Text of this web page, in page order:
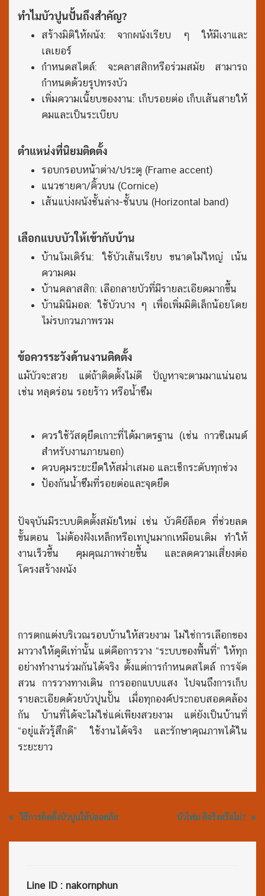
ทำไมบัวปูนปั้นถึงสำคัญ?
สร้างมิติให้ผนัง: จากผนังเรียบ ๆ ให้มีเงาและ
เลเยอร์
กำหนดสไตล์: จะคลาสสิกหรือร่วมสมัย สามารถ
กำหนดด้วยรูปทรงบัว
เพิ่มความเนี้ยบของงาน: เก็บรอยต่อ เก็บเส้นสายให้
คมและเป็นระเบียบ
ตำแหน่งที่นิยมติดตั้ง
รอบกรอบหน้าต่าง/ประตู (Frame accent)
แนวชายคา/คิ้วบน (Cornice)
เส้นแบ่งผนังชั้นล่าง-ชั้นบน (Horizontal band)
เลือกแบบบัวให้เข้ากับบ้าน
บ้านโมเดิร์น: ใช้บัวเส้นเรียบ ขนาดไม่ใหญ่ เน้น
ความคม
บ้านคลาสสิก: เลือกลายบัวที่มีรายละเอียดมากขึ้น
บ้านมินิมอล: ใช้บัวบาง ๆ เพื่อเพิ่มมิติเล็กน้อยโดย
ไม่รบกวนภาพรวม
ข้อควรระวังด้านงานติดตั้ง
แม้บัวจะสวย แต่ถ้าติดตั้งไม่ดี ปัญหาจะตามมาแน่นอน
เช่น หลุดร่อน รอยร้าว หรือน้ำซึม
ควรใช้วัสดุยึดเกาะที่ได้มาตรฐาน (เช่น กาวซีเมนต์
สำหรับงานภายนอก)
ควบคุมระยะยึดให้สม่ำเสมอ และเช็กระดับทุกช่วง
ป้องกันน้ำซึมที่รอยต่อและจุดยึด
ปัจจุบันมีระบบติดตั้งสมัยใหม่ เช่น บัวคีย์ล็อค ที่ช่วยลด
ขั้นตอน ไม่ต้องฝังเหล็กหรือเทปูนมากเหมือนเดิม ทำให้
งานเร็วขึ้น คุมคุณภาพง่ายขึ้น และลดความเสี่ยงต่อ
โครงสร้างผนัง
การตกแต่งบริเวณรอบบ้านให้สวยงาม ไม่ใช่การเลือกของ
มาวางให้ดูดีเท่านั้น แต่คือการวาง “ระบบของพื้นที่” ให้ทุก
อย่างทำงานร่วมกันได้จริง ตั้งแต่การกำหนดสไตล์ การจัด
สวน การวางทางเดิน การออกแบบแสง ไปจนถึงการเก็บ
รายละเอียดด้วยบัวปูนปั้น เมื่อทุกองค์ประกอบสอดคล้อง
กัน บ้านที่ได้จะไม่ใช่แค่เพียงสวยงาม แต่ยังเป็นบ้านที่
“อยู่แล้วรู้สึกดี” ใช้งานได้จริง และรักษาคุณภาพได้ใน
ระยะยาว
« วิธีการติดตั้งบัวปูนให้ปลอดภัย บัวโฟม ดีจริงหรือไม่? »
Line ID : nakornphun